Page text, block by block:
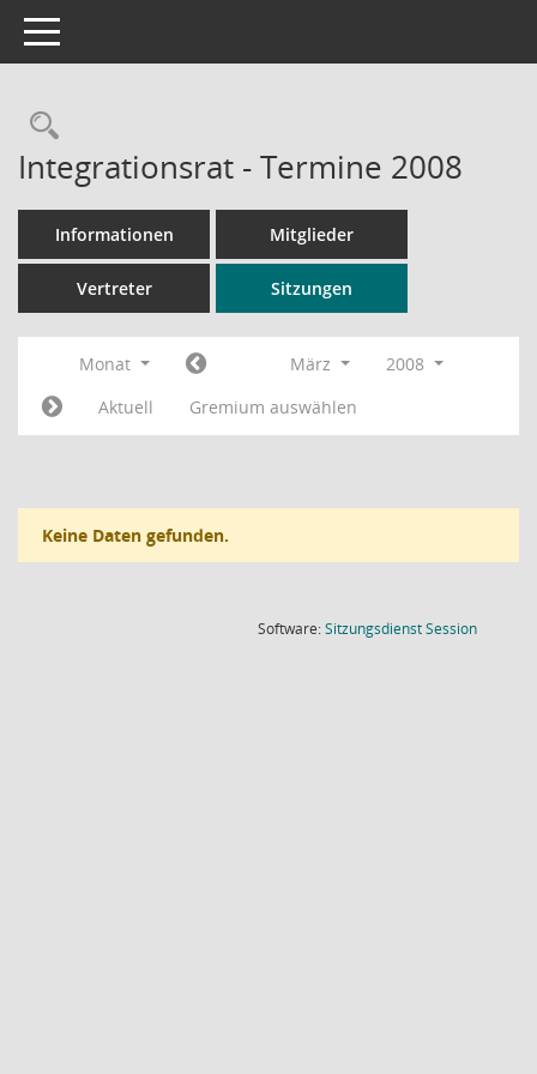
Toggle navigation
Rechercheauswahl
Integrationsrat - Termine 2008
Informationen Mitglieder
Vertreter Sitzungen
Monat März
2008
Aktuell
Gremium auswählen
Keine Daten gefunden.
Software:SitzungsdienstSession(Wird in